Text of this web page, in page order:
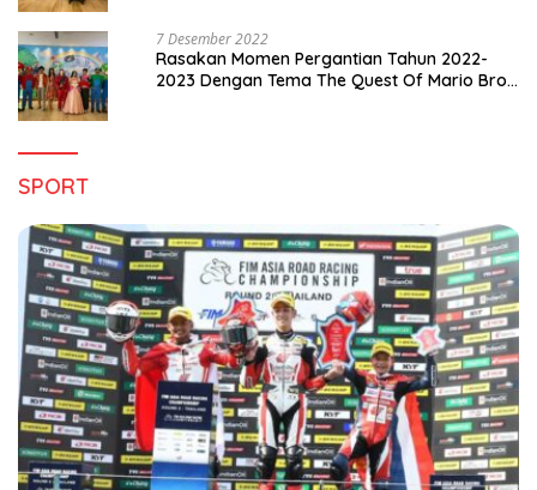
7 Desember 2022
Rasakan Momen Pergantian Tahun 2022-
2023 Dengan Tema The Quest Of Mario Bros
SPORT